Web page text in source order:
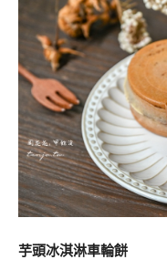
芋頭冰淇淋車輪餅